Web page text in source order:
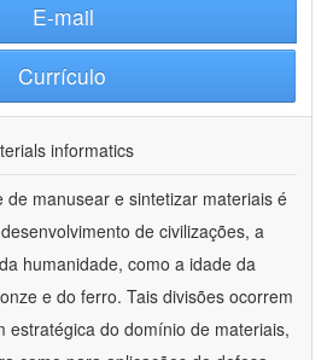
E-mail
Currículo
informatics
de manusear e sintetizar materiais é
de civilizações, a
humanidade, como a idade da
e do ferro. Tais divisões ocorrem
estratégica do domínio de materiais,